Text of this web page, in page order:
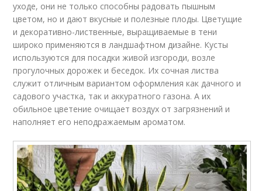
уходе, они не только способны радовать пышным
цветом, но и дают вкусные и полезные плоды. Цветущие
и декоративно-лиственные, выращиваемые в тени
широко применяются в ландшафтном дизайне. Кусты
используются для посадки живой изгороди, возле
прогулочных дорожек и беседок. Их сочная листва
служит отличным вариантом оформления как дачного и
садового участка, так и аккуратного газона. А их
обильное цветение очищает воздух от загрязнений и
наполняет его неподражаемым ароматом.